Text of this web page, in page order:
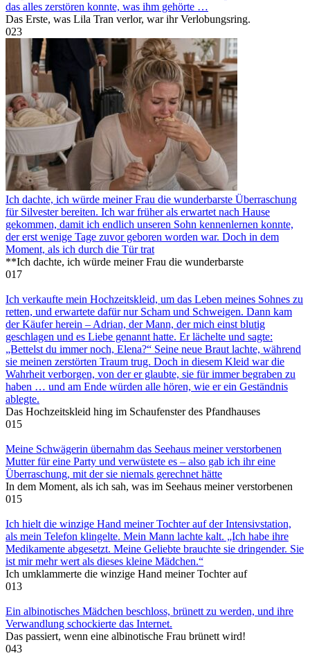
das alles zerstören konnte, was ihm gehörte …
Das Erste, was Lila Tran verlor, war ihr Verlobungsring.
023
Ich dachte, ich würde meiner Frau die wunderbarste Überraschung
für Silvester bereiten. Ich war früher als erwartet nach Hause
gekommen, damit ich endlich unseren Sohn kennenlernen konnte,
der erst wenige Tage zuvor geboren worden war. Doch in dem
Moment, als ich durch die Tür trat
**Ich dachte, ich würde meiner Frau die wunderbarste
017
Ich verkaufte mein Hochzeitskleid, um das Leben meines Sohnes zu
retten, und erwartete dafür nur Scham und Schweigen. Dann kam
der Käufer herein – Adrian, der Mann, der mich einst blutig
geschlagen und es Liebe genannt hatte. Er lächelte und sagte:
„Bettelst du immer noch, Elena?“ Seine neue Braut lachte, während
sie meinen zerstörten Traum trug. Doch in diesem Kleid war die
Wahrheit verborgen, von der er glaubte, sie für immer begraben zu
haben … und am Ende würden alle hören, wie er ein Geständnis
ablegte.
Das Hochzeitskleid hing im Schaufenster des Pfandhauses
015
Meine Schwägerin übernahm das Seehaus meiner verstorbenen
Mutter für eine Party und verwüstete es – also gab ich ihr eine
Überraschung, mit der sie niemals gerechnet hätte
In dem Moment, als ich sah, was im Seehaus meiner verstorbenen
015
Ich hielt die winzige Hand meiner Tochter auf der Intensivstation,
als mein Telefon klingelte. Mein Mann lachte kalt. „Ich habe ihre
Medikamente abgesetzt. Meine Geliebte brauchte sie dringender. Sie
ist mir mehr wert als dieses kleine Mädchen.“
Ich umklammerte die winzige Hand meiner Tochter auf
013
Ein albinotisches Mädchen beschloss, brünett zu werden, und ihre
Verwandlung schockierte das Internet.
Das passiert, wenn eine albinotische Frau brünett wird!
043